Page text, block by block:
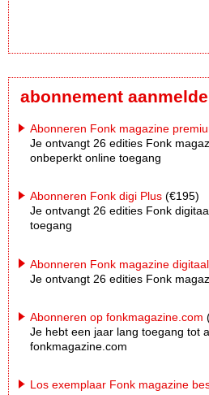
abonnement
Abonneren Fonk magazine
Je ontvangt 26 edities Fonk
onbeperkt online toegang
Abonneren Fonk digi Plus (€195)
Je ontvangt 26 edities Fonk
toegang
Abonneren Fonk magazine digitaal
Je ontvangt 26 edities Fonk
Abonneren op fonkmagazine.com
Je hebt een jaar lang toegang tot
fonkmagazine.com
Los exemplaar Fonk magazine